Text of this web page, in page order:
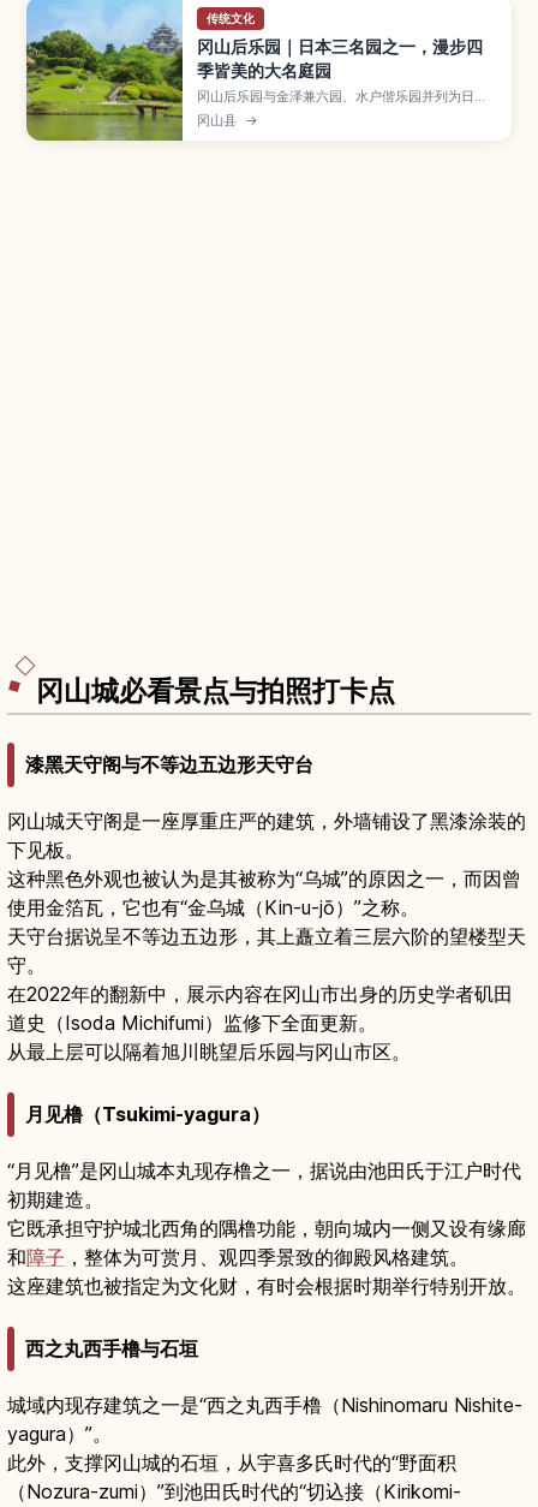
传统文化
冈山后乐园｜日本三名园之一，漫步四
季皆美的大名庭园
冈山后乐园与金泽兼六园、水户偕乐园并列为日本
三名园，是一座结合大片草坪、池塘小溪、流店茶
屋与田园景观的宽广大名庭园，以四季分明的风景
冈山县 →
冈山城必看景点与拍照打卡点
漆黑天守阁与不等边五边形天守台
冈山城天守阁是一座厚重庄严的建筑，外墙铺设了黑漆涂装的
下见板。
这种黑色外观也被认为是其被称为“乌城”的原因之一，而因曾
使用金箔瓦，它也有“金乌城（Kin-u-jō）”之称。
天守台据说呈不等边五边形，其上矗立着三层六阶的望楼型天
守。
在2022年的翻新中，展示内容在冈山市出身的历史学者矶田
道史（Isoda Michifumi）监修下全面更新。
从最上层可以隔着旭川眺望后乐园与冈山市区。
月见橹（Tsukimi-yagura）
“月见橹”是冈山城本丸现存橹之一，据说由池田氏于江户时代
初期建造。
它既承担守护城北西角的隅橹功能，朝向城内一侧又设有缘廊
和障子 ，整体为可赏月、观四季景致的御殿风格建筑。
这座建筑也被指定为文化财，有时会根据时期举行特别开放。
西之丸西手橹与石垣
城域内现存建筑之一是“西之丸西手橹（Nishinomaru Nishite-
yagura）”。
此外，支撑冈山城的石垣，从宇喜多氏时代的“野面积
（Nozura-zumi）”到池田氏时代的“切込接（Kirikomi-